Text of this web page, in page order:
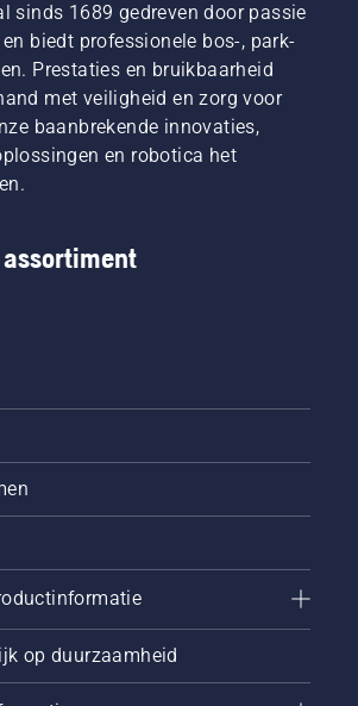
sinds 1689 gedreven door passie
biedt professionele bos-, park-
Prestaties en bruikbaarheid
met veiligheid en zorg voor
baanbrekende innovaties,
en robotica het
op duurzaamheid